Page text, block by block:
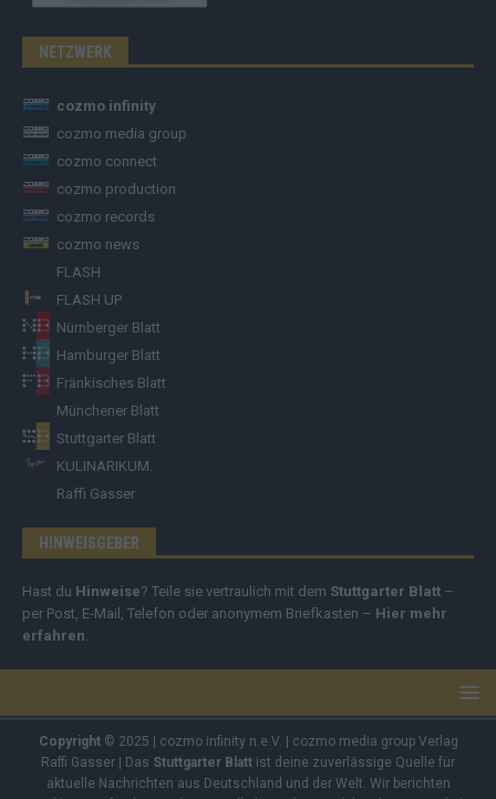
NETZWERK
cozmo infinity
cozmo media group
cozmo connect
cozmo production
cozmo records
cozmo news
FLASH
FLASH UP
Nürnberger Blatt
Hamburger Blatt
Fränkisches Blatt
Münchener Blatt
Stuttgarter Blatt
KULINARIKUM.
Raffi Gasser
HINWEISGEBER
Hast du Hinweise? Teile sie vertraulich mit dem Stuttgarter Blatt –
per Post, E-Mail, Telefon oder anonymem Briefkasten – Hier mehr
erfahren.
Copyright© 2025 | cozmo infinity n.e.V. | cozmo media group Verlag
Raffi Gasser | Das Stuttgarter Blatt ist deine zuverlässige Quelle für
aktuelle Nachrichten aus Deutschland und der Welt. Wir berichten